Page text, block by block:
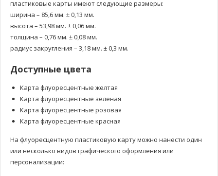
пластиковые карты имеют следующие размеры:
ширина – 85,6 мм. ± 0,13 мм.
высота – 53,98 мм. ± 0,06 мм.
толщина – 0,76 мм. ± 0,08 мм.
радиус закругления – 3,18 мм. ± 0,3 мм.
Доступные цвета
Карта флуоресцентные желтая
Карта флуоресцентные зеленая
Карта флуоресцентные розовая
Карта флуоресцентные красная
На флуоресцентную пластиковую карту можно нанести один
или несколько видов графического оформления или
персонализации: